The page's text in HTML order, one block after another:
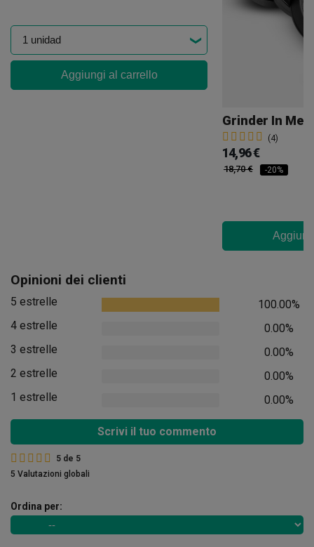
Aggiungi al carrello
(4)
14,96 €
18,70 € -20%
Opinioni dei clienti
5 estrelle
100.00%
4 estrelle
0.00%
3 estrelle
0.00%
2 estrelle
0.00%
1 estrelle
0.00%
Scrivi il tuo commento
5 de 5
5 Valutazioni globali
Ordina per: